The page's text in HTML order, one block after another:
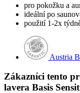
pro pokožku a
ideální po
použití 1-2x
Austria
Zákazníci tento
lavera Basis